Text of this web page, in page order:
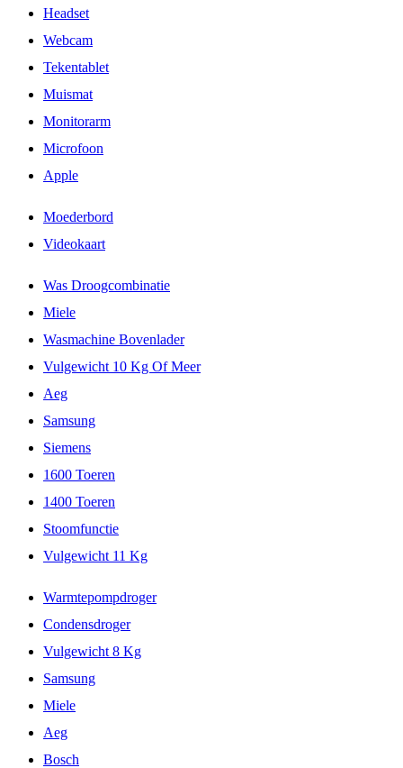
Headset
Webcam
Tekentablet
Muismat
Monitorarm
Microfoon
Apple
Moederbord
Videokaart
Was Droogcombinatie
Miele
Wasmachine Bovenlader
Vulgewicht 10 Kg Of Meer
Aeg
Samsung
Siemens
1600 Toeren
1400 Toeren
Stoomfunctie
Vulgewicht 11 Kg
Warmtepompdroger
Condensdroger
Vulgewicht 8 Kg
Samsung
Miele
Aeg
Bosch